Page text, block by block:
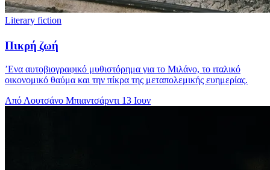
Literary fiction
Πικρή ζωή
’Ενα αυτοβιογραφικό μυθιστόρημα για το Μιλάνο, το ιταλικό
οικονομικό θαύμα και την πίκρα της μεταπολεμικής ευημερίας.
Από Λουτσάνο Μπιαντσάρντι 13 Ιουν